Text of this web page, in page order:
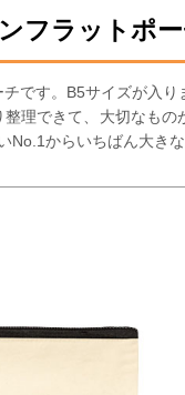
フラットポー
です。B5サイズが入
理できて、大切なも
No.1からいちばん大き